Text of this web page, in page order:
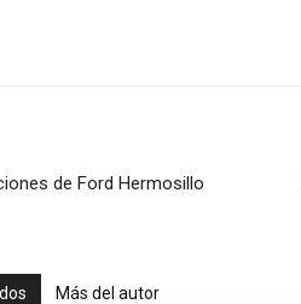
de Ford Hermosillo
Más del autor